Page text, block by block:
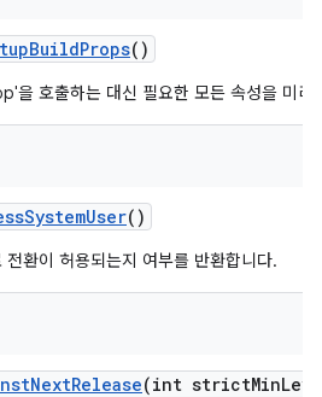
BuildProps()
호출하는 대신 필요한 모든 속성을 미
SystemUser()
환이 허용되는지 여부를 반환합니다.
NextRelease(int strictMin